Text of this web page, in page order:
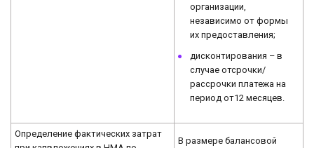
организации,
независимо от формы
их предоставления;
дисконтирования – в
случае отсрочки/
рассрочки платежа на
период от12 месяцев.
Определение фактических затрат
В размере балансовой